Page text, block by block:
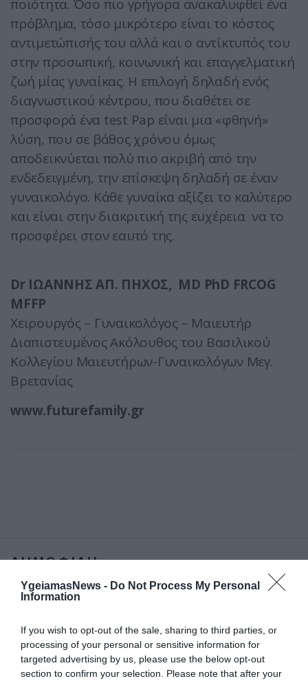
YgeiamasNews - Do Not Process My Personal
Information
If you wish to opt-out of the sale, sharing to third parties, or
processing of your personal or sensitive information for
targeted advertising by us, please use the below opt-out
section to confirm your selection. Please note that after your
ποιότητα. Όσο πιο γρήγορα ανακαλυφθεί ένα
πρόβλημα, τόσο μικρότερο είναι το κόστος
αντιμετώπισής του αλλά και ο αντίκτυπός του
στην προσωπική, κοινωνική και επαγγελματική
ζωή μίας γυναίκας. Η επιλογή δηλαδή ενός
διαγνωστικού κέντρου, που διαθέτει σε
προσφορά ένα test Pap είναι μια «φθηνή»
λύση, που σε βάθος χρόνου όμως
αποδεικνύεται πολύ πιο ακριβή από την
ενδεδειγμένη, την επίσκεψη δηλαδή σε έναν
γυναικολόγο. Κάθε γυναίκα αξίζει το καλύτερο
και είναι στην διακριτική της ευχέρεια να το
προσφέρει στον εαυτό της.
Dr ΙΩΑΝΝΗΣ ΑΠ. ΠΗΧΟΣ, MD PhD FRCOG
MFFP
Χειρουργός – Γυναικολόγος – Μαιευτήρ
Διαπιστευμένος Ακόλουθος του Βασιλικού
Κολλεγίου Μαιευτήρων-Γυναικολόγων Μεγ.
Βρετανίας
www.futurefamily.gr
ΔΗΜΟΦΙΛΗ